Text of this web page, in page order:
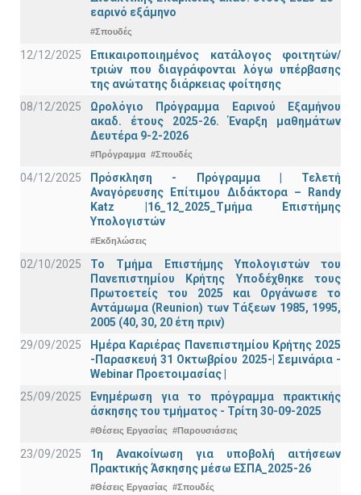
εαρινό εξάμηνο
#Σπουδές
12/12/2025
Επικαιροποιημένος κατάλογος φοιτητών/
τριών που διαγράφονται λόγω υπέρβασης
της ανώτατης διάρκειας φοίτησης
08/12/2025
Ωρολόγιο Πρόγραμμα Εαρινού Εξαμήνου
ακαδ. έτους 2025-26. Έναρξη μαθημάτων
Δευτέρα 9-2-2026
#Πρόγραμμα #Σπουδές
04/12/2025
Πρόσκληση - Πρόγραμμα | Τελετή
Αναγόρευσης Επίτιμου Διδάκτορα – Randy
Katz |16_12_2025_Τμήμα Επιστήμης
Υπολογιστών
#Εκδηλώσεις
02/10/2025
Το Τμήμα Επιστήμης Υπολογιστών του
Πανεπιστημίου Κρήτης Υποδέχθηκε τους
Πρωτοετείς του 2025 και Οργάνωσε το
Αντάμωμα (Reunion) των Τάξεων 1985, 1995,
2005 (40, 30, 20 έτη πριν)
29/09/2025
Ημέρα Καριέρας Πανεπιστημίου Κρήτης 2025
-Παρασκευή 31 Οκτωβρίου 2025-| Σεμινάρια -
Webinar Προετοιμασίας |
25/09/2025
Ενημέρωση για το πρόγραμμα πρακτικής
άσκησης του τμήματος - Τρίτη 30-09-2025
#Θέσεις Εργασίας #Παρουσιάσεις
23/09/2025
1η Ανακοίνωση για υποβολή αιτήσεων
Πρακτικής Άσκησης μέσω ΕΣΠΑ_2025-26
#Θέσεις Εργασίας #Σπουδές